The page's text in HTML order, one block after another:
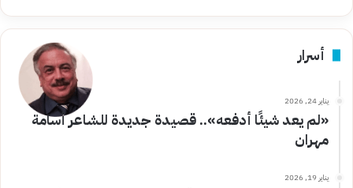
أسرار
يناير 24, 2026
«لم يعد شيئًا أدفعه».. قصيدة جديدة للشاعر أسامة
مهران
يناير 19, 2026